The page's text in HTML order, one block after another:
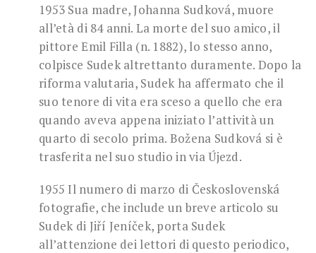
1953 Sua madre, Johanna Sudková, muore
all’età di 84 anni. La morte del suo amico, il
pittore Emil Filla (n. 1882), lo stesso anno,
colpisce Sudek altrettanto duramente. Dopo la
riforma valutaria, Sudek ha affermato che il
suo tenore di vita era sceso a quello che era
quando aveva appena iniziato l’attività un
quarto di secolo prima. Božena Sudková si è
trasferita nel suo studio in via Újezd.
1955 Il numero di marzo di Československá
fotografie, che include un breve articolo su
Sudek di Jiří Jeníček, porta Sudek
all’attenzione dei lettori di questo periodico,